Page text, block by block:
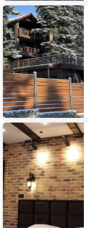
Гостевой
дом
Chalet
Monte’
Шале
Леона